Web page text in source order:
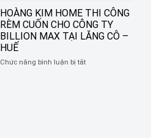
Ô
CỬA
THÀNH
MỘT
PHẨM
KIM
HOME
THI
CÔNG
LƯỚI
HOÀNG KIM HOME THI CÔNG
RÈM CUỐN CHO CÔNG TY
BILLION MAX TẠI LĂNG CÔ –
HUẾ
Chức năng bình luận bị tắtở